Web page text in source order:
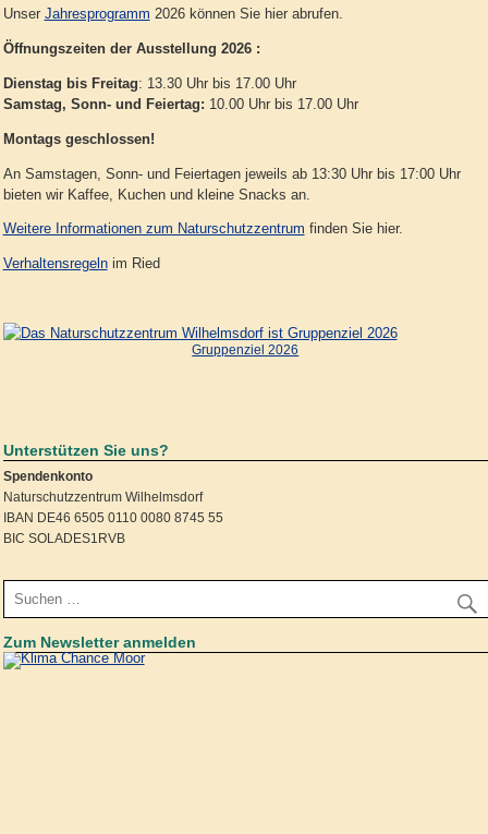
Unser Jahresprogramm 2026 können Sie hier abrufen.
Öffnungszeiten der Ausstellung 2026 :
Dienstag bis Freitag: 13.30 Uhr bis 17.00 Uhr
Samstag, Sonn- und Feiertag: 10.00 Uhr bis 17.00 Uhr
Montags geschlossen!
An Samstagen, Sonn- und Feiertagen jeweils ab 13:30 Uhr bis 17:00 Uhr
bieten wir Kaffee, Kuchen und kleine Snacks an.
Weitere Informationen zum Naturschutzzentrum finden Sie hier.
Verhaltensregelnim Ried
Gruppenziel 2026
Unterstützen Sie uns?
Spendenkonto
Naturschutzzentrum Wilhelmsdorf
IBAN DE46 6505 0110 0080 8745 55
BIC SOLADES1RVB
Zum Newsletter anmelden